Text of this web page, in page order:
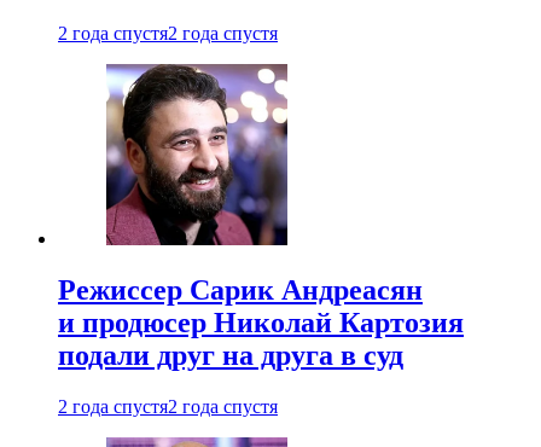
2 года спустя2 года спустя
Режиссер Сарик Андреасян
и продюсер Николай Картозия
подали друг на друга в суд
2 года спустя2 года спустя